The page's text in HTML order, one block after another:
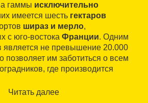
гаммы исключительно
имеется шесть гектаров
шираз и мерло,
с юго-востока Франции. Одним
является не превышение 20.000
позволяет им заботиться о всем
где производится
по виноградникам и
Читать далее